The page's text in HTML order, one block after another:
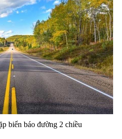
biển báo đường 2 chiều